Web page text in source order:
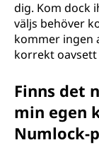
dig. Kom dock
väljs behöver
kommer ingen
korrekt
Finns det
min egen
Numlock-